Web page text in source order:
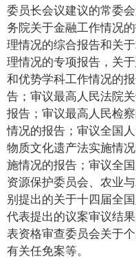
委员长会议建议的常委
务院关于金融工作情况
理情况的综合报告和关
理情况的专项报告，关
和优势学科工作情况的
告；审议最高人民法院
报告；审议最高人民检
情况的报告；审议全国
物质文化遗产法实施情
施情况的报告；审议全
资源保护委员会、农业
别提出的关于十四届全
代表提出的议案审议结
表资格审查委员会关于
有关任免案等。